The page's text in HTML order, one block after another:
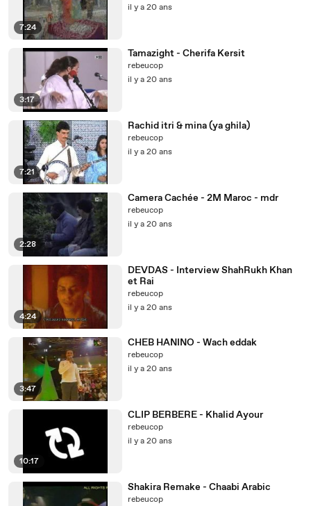
7:24
il y a 20 ans
3:17
Tamazight - Cherifa Kersit
rebeucop
il y a 20 ans
7:21
Rachid itri & mina (ya ghila)
rebeucop
il y a 20 ans
2:28
Camera Cachée - 2M Maroc - mdr
rebeucop
il y a 20 ans
4:24
DEVDAS - Interview ShahRukh Khan
et Rai
rebeucop
il y a 20 ans
3:47
CHEB HANINO - Wach eddak
rebeucop
il y a 20 ans
10:17
CLIP BERBERE - Khalid Ayour
rebeucop
il y a 20 ans
Shakira Remake - Chaabi Arabic
rebeucop